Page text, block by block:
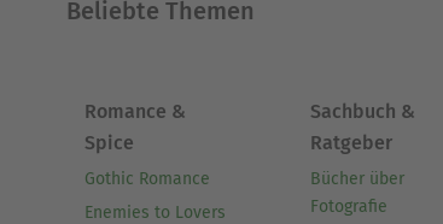
Beliebte Themen
Romance &
Spice
Gothic Romance
Enemies to Lovers
Sachbuch &
Ratgeber
Bücher über
Fotografie